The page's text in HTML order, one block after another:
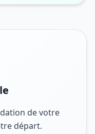
de votre
départ.